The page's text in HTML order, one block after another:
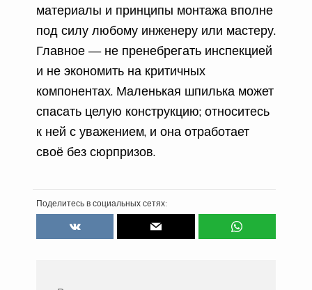
материалы и принципы монтажа вполне
под силу любому инженеру или мастеру.
Главное — не пренебрегать инспекцией
и не экономить на критичных
компонентах. Маленькая шпилька может
спасать целую конструкцию; относитесь
к ней с уважением, и она отработает
своё без сюрпризов.
Поделитесь в социальных сетях: